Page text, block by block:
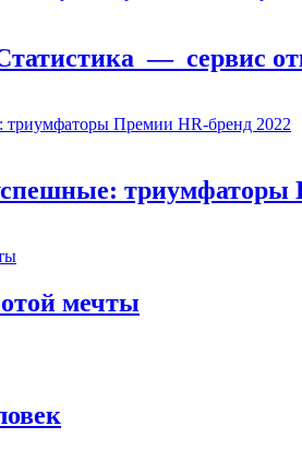
— сервис
триумфаторы
мечты